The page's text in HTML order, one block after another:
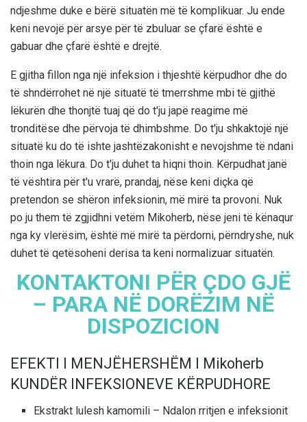
ndjeshme duke e bërë situatën më të komplikuar. Ju ende
keni nevojë për arsye për të zbuluar se çfarë është e
gabuar dhe çfarë është e drejtë.
E gjitha fillon nga një infeksion i thjeshtë kërpudhor dhe do
të shndërrohet në një situatë të tmerrshme mbi të gjithë
lëkurën dhe thonjtë tuaj që do t'ju japë reagime më
tronditëse dhe përvoja të dhimbshme. Do t'ju shkaktojë një
situatë ku do të ishte jashtëzakonisht e nevojshme të ndani
thoin nga lëkura. Do t'ju duhet ta hiqni thoin. Kërpudhat janë
të vështira për t'u vrarë, prandaj, nëse keni diçka që
pretendon se shëron infeksionin, më mirë ta provoni. Nuk
po ju them të zgjidhni vetëm Mikoherb, nëse jeni të kënaqur
nga ky vlerësim, është më mirë ta përdorni, përndryshe, nuk
duhet të qetësoheni derisa ta keni normalizuar situatën.
KONTAKTONI PËR ÇDO GJË
– PARA NË DORËZIM NË
DISPOZICION
EFEKTI I MENJËHERSHËM I Mikoherb
KUNDËR INFEKSIONEVE KËRPUDHORE
Ekstrakt lulesh kamomili – Ndalon rritjen e infeksionit